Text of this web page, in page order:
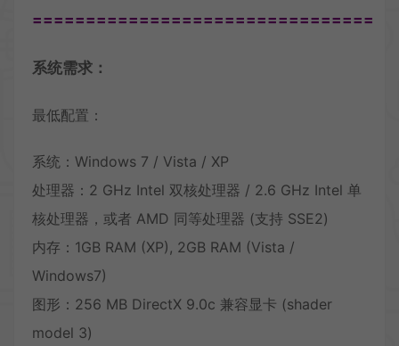
================================
系统需求：
最低配置：
系统：Windows 7 / Vista / XP
处理器：2 GHz Intel 双核处理器 / 2.6 GHz Intel 单
核处理器，或者 AMD 同等处理器 (支持 SSE2)
内存：1GB RAM (XP), 2GB RAM (Vista /
Windows7)
图形：256 MB DirectX 9.0c 兼容显卡 (shader
model 3)